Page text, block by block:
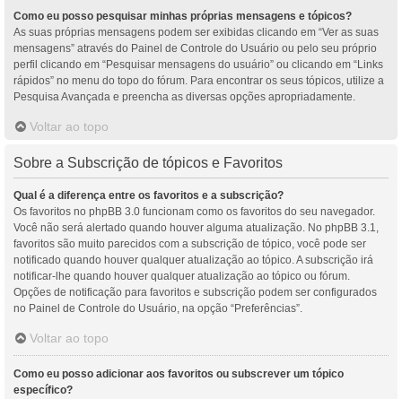
Como eu posso pesquisar minhas próprias mensagens e tópicos?
As suas próprias mensagens podem ser exibidas clicando em “Ver as suas
mensagens” através do Painel de Controle do Usuário ou pelo seu próprio
perfil clicando em “Pesquisar mensagens do usuário” ou clicando em “Links
rápidos” no menu do topo do fórum. Para encontrar os seus tópicos, utilize a
Pesquisa Avançada e preencha as diversas opções apropriadamente.
Voltar ao topo
Sobre a Subscrição de tópicos e Favoritos
Qual é a diferença entre os favoritos e a subscrição?
Os favoritos no phpBB 3.0 funcionam como os favoritos do seu navegador.
Você não será alertado quando houver alguma atualização. No phpBB 3.1,
favoritos são muito parecidos com a subscrição de tópico, você pode ser
notificado quando houver qualquer atualização ao tópico. A subscrição irá
notificar-lhe quando houver qualquer atualização ao tópico ou fórum.
Opções de notificação para favoritos e subscrição podem ser configurados
no Painel de Controle do Usuário, na opção “Preferências”.
Voltar ao topo
Como eu posso adicionar aos favoritos ou subscrever um tópico
específico?